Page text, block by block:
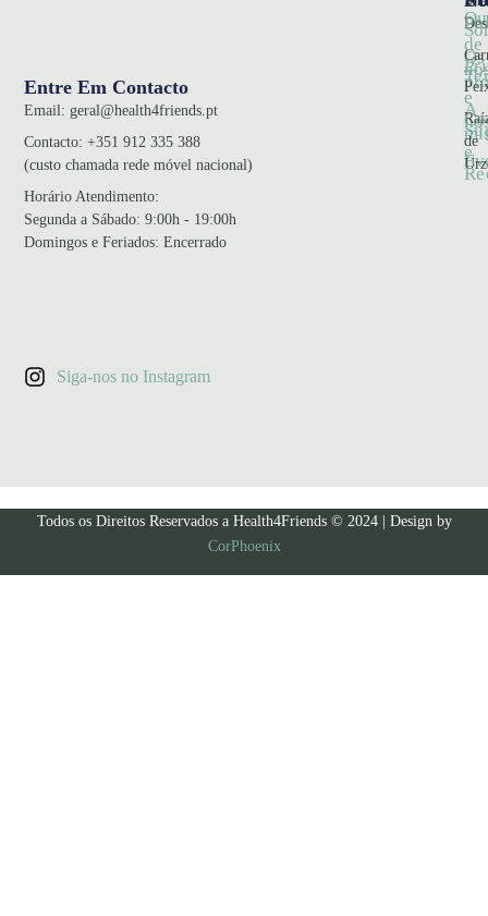
Entre Em Contacto
Email: geral@health4friends.pt
Contacto:+351 912 335 388
(custo chamada rede móvel nacional)
Horário Atendimento:
Segunda a Sábado: 9:00h - 19:00h
Domingos e Feriados: Encerrado
Siga-nos no Instagram
Os
A
de
de
e
e
Todos os Direitos Reservados a Health4Friends © 2024 | Design by
CorPhoenix